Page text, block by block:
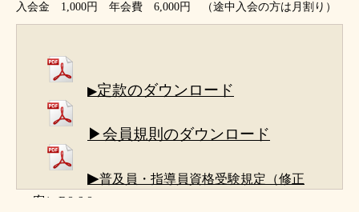
入会金 1,000円 年会費 6,000円 （途中入会の方は月割り）
▶定款のダウンロード
▶会員規則のダウンロード
▶普及員・指導員資格受験規定（修正
案）R8.6.8